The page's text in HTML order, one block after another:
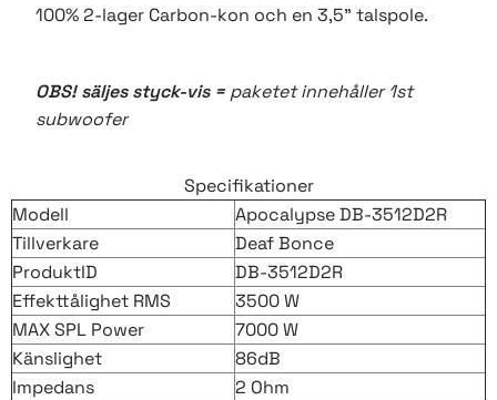
100% 2-lager Carbon-kon och en 3,5" talspole.
OBS! säljes styck-vis =paketet innehåller 1st
subwoofer
Specifikationer
Modell
Apocalypse DB-3512D2R
Tillverkare
Deaf Bonce
ProduktID
DB-3512D2R
Effekttålighet RMS
3500 W
MAX SPL Power
7000 W
Känslighet
86dB
Impedans
2 Ohm